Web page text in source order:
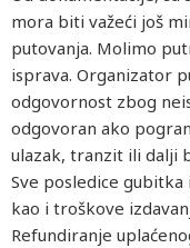
mora biti važeći još
putovanja. Molimo
isprava. Organizator
odgovornost zbog
odgovoran ako
ulazak, tranzit ili dalji
Sve posledice
kao i troškove
Refundiranje